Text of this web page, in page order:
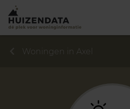
Woningen in Axel